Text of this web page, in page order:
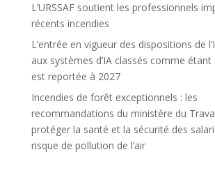
L’URSSAF soutient les professionnels
récents incendies
L’entrée en vigueur des dispositions de
aux systèmes d’IA classés comme
est reportée à 2027
Incendies de forêt exceptionnels : les
recommandations du ministère du
protéger la santé et la sécurité des
risque de pollution de l’air